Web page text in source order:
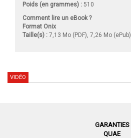
Poids (en grammes) : 510
Comment lire un eBook ?
Format Onix
Taille(s) : 7,13 Mo (PDF), 7,26 Mo (ePub)
VIDÉO
GARANTIES
QUAE